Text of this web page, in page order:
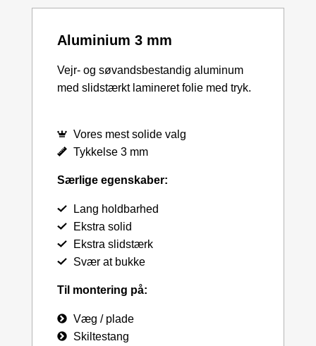
Aluminium 3 mm
Vejr- og søvandsbestandig aluminum
med slidstærkt lamineret folie med tryk.
Vores mest solide valg
Tykkelse 3 mm
Særlige egenskaber:
Lang holdbarhed
Ekstra solid
Ekstra slidstærk
Svær at bukke
Til montering på:
Væg / plade
Skiltestang